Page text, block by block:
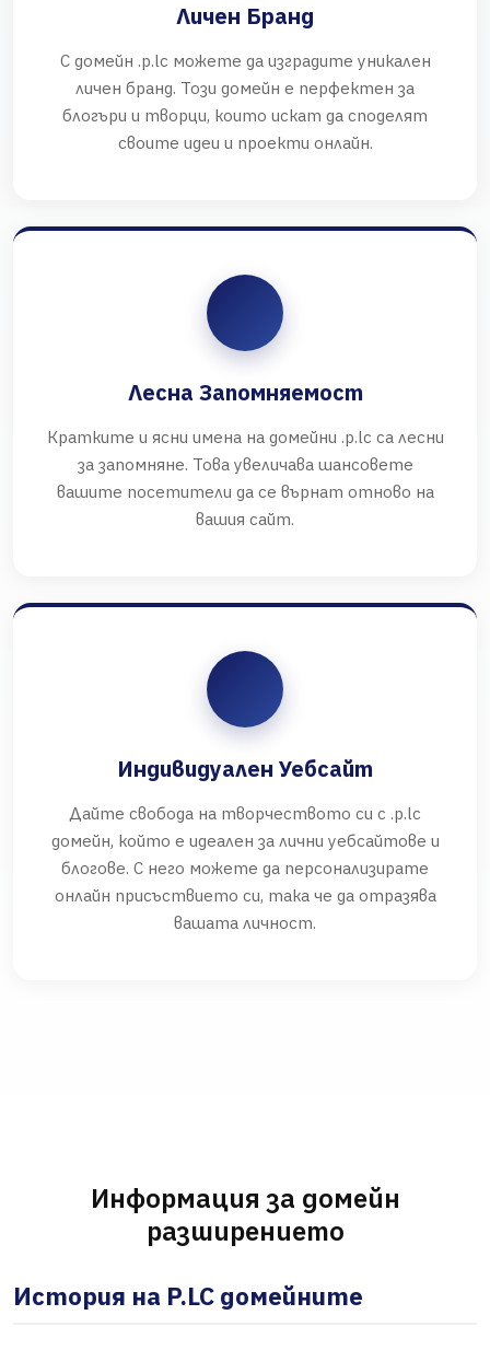
Личен Бранд
С домейн .p.lc можете да изградите уникален
личен бранд. Този домейн е перфектен за
блогъри и творци, които искат да споделят
своите идеи и проекти онлайн.
Лесна Запомняемост
Кратките и ясни имена на домейни .p.lc са лесни
за запомняне. Това увеличава шансовете
вашите посетители да се върнат отново на
вашия сайт.
Индивидуален Уебсайт
Дайте свобода на творчеството си с .p.lc
домейн, който е идеален за лични уебсайтове и
блогове. С него можете да персонализирате
онлайн присъствието си, така че да отразява
вашата личност.
Информация за домейн
разширението
История на P.LC домейните